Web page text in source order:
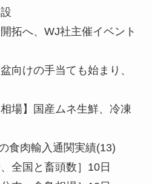
拓へ、WJ社主催イベント
向けの手当ても始まり、
場】国産ムネ生鮮、冷凍
食肉輸入通関実績(13)
全国と畜頭数］10日